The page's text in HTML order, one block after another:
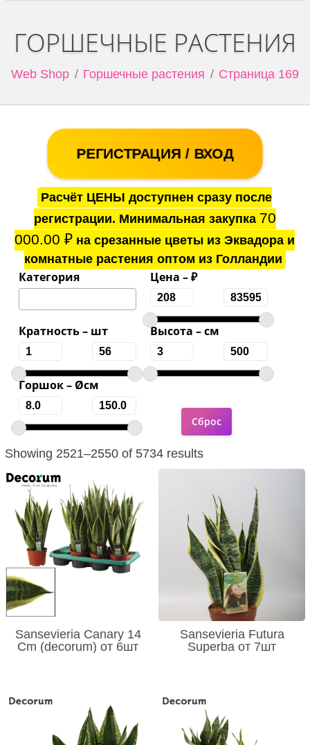
ГОРШЕЧНЫЕ РАСТЕНИЯ
Web Shop Горшечные растения Страница 169
РЕГИСТРАЦИЯ / ВХОД
Расчёт ЦЕНЫ доступнен сразу после
регистрации. Минимальная закупка 70
000.00₽ на срезанные цветы из Эквадора и
комнатные растения оптом из Голландии
Категория Цена – ₽
Кратность – шт Высота – см
Горшок – Øсм
Showing 2521–2550 of 5734 results
Sansevieria Canary 14
Cm (decorum) от 6шт
Sansevieria Futura
Superba от 7шт